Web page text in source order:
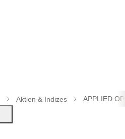
Aktien & Indizes APPLIED